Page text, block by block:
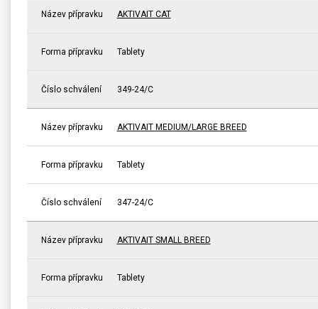
Název přípravku AKTIVAIT CAT
Forma přípravku Tablety
Číslo schválení 349-24/C
Název přípravku AKTIVAIT MEDIUM/LARGE BREED
Forma přípravku Tablety
Číslo schválení 347-24/C
Název přípravku AKTIVAIT SMALL BREED
Forma přípravku Tablety